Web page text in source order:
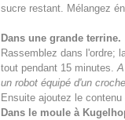
sucre restant. Mélangez
Dans une grande terrine.
Rassemblez dans l'ordre;
tout pendant 15 minutes.
un robot équipé d'un
Ensuite ajoutez le
Dans le moule à